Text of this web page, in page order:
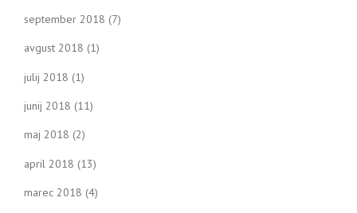
september 2018 (7)
avgust 2018 (1)
julij 2018 (1)
junij 2018 (11)
maj 2018 (2)
april 2018 (13)
marec 2018 (4)